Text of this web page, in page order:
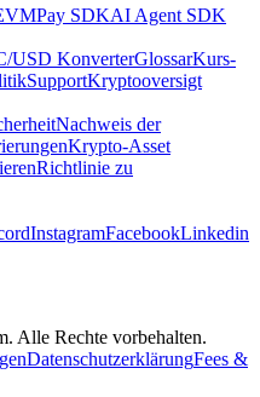
Pay SDKAI Agent SDK
USD KonverterGlossarKurs-
SupportKryptooversigt
Nachweis der
Krypto-Asset
Richtlinie zu
InstagramFacebookLinkedin
Alle Rechte vorbehalten.
DatenschutzerklärungFees &